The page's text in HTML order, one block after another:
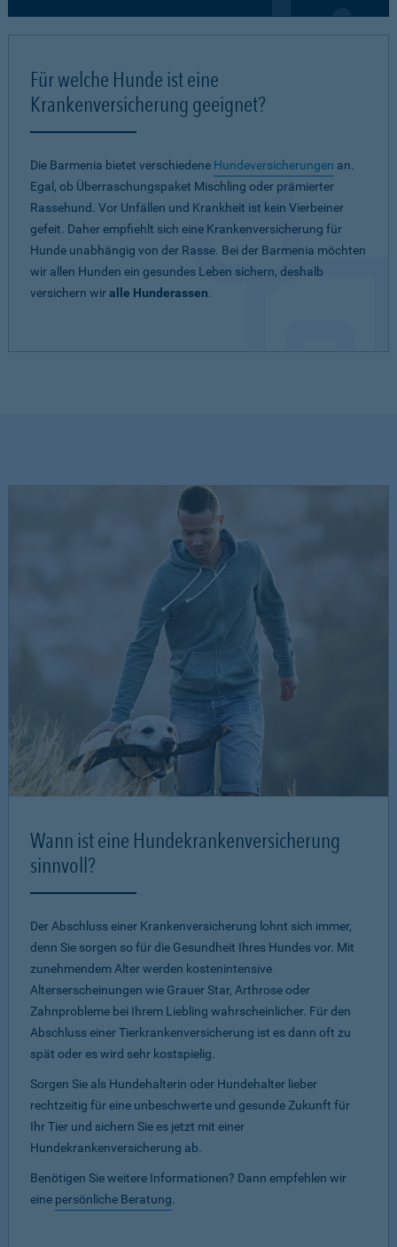
Für welche Hunde ist eine
Krankenversicherung geeignet?
Die Barmenia bietet verschiedene Hundeversicherungen an.
Egal, ob Überraschungspaket Mischling oder prämierter
Rassehund. Vor Unfällen und Krankheit ist kein Vierbeiner
gefeit. Daher empfiehlt sich eine Krankenversicherung für
Hunde unabhängig von der Rasse. Bei der Barmenia möchten
wir allen Hunden ein gesundes Leben sichern, deshalb
versichern wiralle Hunderassen.
Wann ist eine Hundekrankenversicherung
sinnvoll?
Der Abschluss einer Krankenversicherung lohnt sich immer,
denn Sie sorgen so für die Gesundheit Ihres Hundes vor. Mit
zunehmendem Alter werden kostenintensive
Alterserscheinungen wie Grauer Star, Arthrose oder
Zahnprobleme bei Ihrem Liebling wahrscheinlicher. Für den
Abschluss einer Tierkrankenversicherung ist es dann oft zu
spät oder es wird sehr kostspielig.
Sorgen Sie als Hundehalterin oder Hundehalter lieber
rechtzeitig für eine unbeschwerte und gesunde Zukunft für
Ihr Tier und sichern Sie es jetzt mit einer
Hundekrankenversicherung ab.
Benötigen Sie weitere Informationen? Dann empfehlen wir
eine persönliche Beratung.